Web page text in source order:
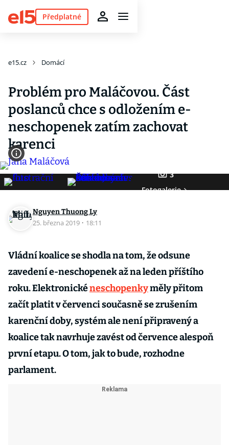
Předplatné
e15.cz Domácí
Problém pro Maláčovou. Část
poslanců chce s odložením e-
neschopenek zatím zachovat
karenci
3
Fotogalerie
Nguyen Thuong Ly
25. března 2019 · 18:11
Vládní koalice se shodla na tom, že odsune
zavedení e-neschopenek až na leden příštího
roku. Elektronickéneschopenkyměly přitom
začít platit v červenci současně se zrušením
karenční doby, systém ale není připravený a
koalice tak navrhuje zavést od července alespoň
první etapu. O tom, jak to bude, rozhodne
parlament.